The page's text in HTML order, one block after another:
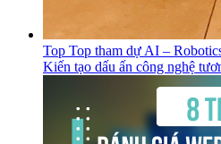
Top Top tham dự AI –
Kiến tạo dấu ấn công nghệ